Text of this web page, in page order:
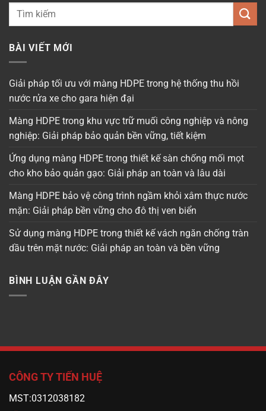
BÀI VIẾT MỚI
Giải pháp tối ưu với màng HDPE trong hệ thống thu hồi
nước rửa xe cho gara hiện đại
Màng HDPE trong khu vực trữ muối công nghiệp và nông
nghiệp: Giải pháp bảo quản bền vững, tiết kiệm
Ứng dụng màng HDPE trong thiết kế sàn chống mối mọt
cho kho bảo quản gạo: Giải pháp an toàn và lâu dài
Màng HDPE bảo vệ công trình ngầm khỏi xâm thực nước
mặn: Giải pháp bền vững cho đô thị ven biển
Sử dụng màng HDPE trong thiết kế vách ngăn chống tràn
dầu trên mặt nước: Giải pháp an toàn và bền vững
BÌNH LUẬN GẦN ĐÂY
CÔNG TY TIẾN HUỆ
MST:0312038182